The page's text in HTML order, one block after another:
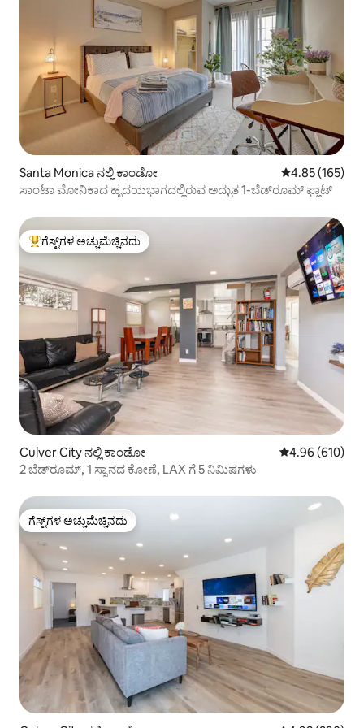
Santa Monica ನಲ್ಲಿ ಕಾಂಡೋ 5 ರಲ್ಲಿ 4.85
4.85 (165)
ಸಾಂಟಾ ಮೋನಿಕಾದ ಹೃದಯಭಾಗದಲ್ಲಿರುವ ಅದ್ಭುತ 1-ಬೆಡ್‌ರೂಮ್ ಫ್ಲಾಟ್
ಗೆಸ್ಟ್‌ಗಳಿಗೆ ಅತಿ ಹೆಚ್ಚು ಅಚ್ಚುಮೆಚ್ಚಿನದು
ಗೆಸ್ಟ್‌ಗಳ ಅಚ್ಚುಮೆಚ್ಚಿನದು
Culver City ನಲ್ಲಿ ಕಾಂಡೋ 5 ರಲ್ಲಿ 4.96
4.96 (610)
2 ಬೆಡ್‌ರೂಮ್, 1 ಸ್ನಾನದ ಕೋಣೆ, LAX ಗೆ 5 ನಿಮಿಷಗಳು
ಗೆಸ್ಟ್‌ಗಳ ಅಚ್ಚುಮೆಚ್ಚಿನದು
ಗೆಸ್ಟ್‌ಗಳ ಅಚ್ಚುಮೆಚ್ಚಿನದು